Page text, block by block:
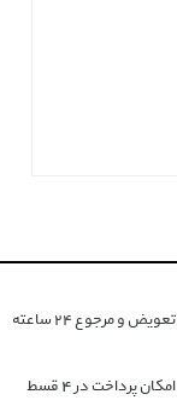
تعویض و مرجوع ۲۴ ساعته
امکان پرداخت در 4 قسط